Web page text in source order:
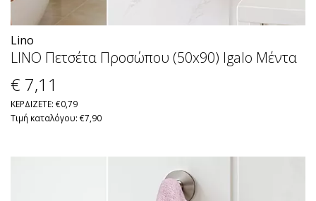
Lino
LINO Πετσέτα Προσώπου (50x90) Igalo Μέντα
€ 7,11
ΚΕΡΔΙΖΕΤΕ: €0,79
Τιμή καταλόγου: €7,90